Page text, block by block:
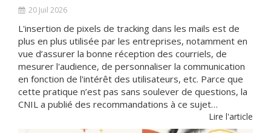
20 Juil 2026
L'insertion de pixels de tracking dans les mails est de
plus en plus utilisée par les entreprises, notamment en
vue d’assurer la bonne réception des courriels, de
mesurer l'audience, de personnaliser la communication
en fonction de l'intérêt des utilisateurs, etc. Parce que
cette pratique n’est pas sans soulever de questions, la
CNIL a publié des recommandations à ce sujet…
Lire l'article